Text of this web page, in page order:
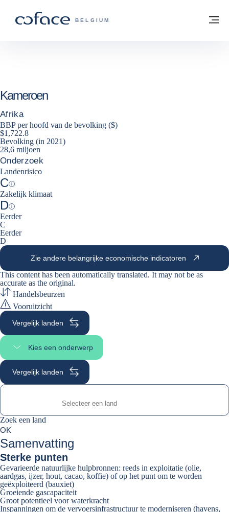
COFACE, FOR TRADE - GROEP
BELGIUM
Terug naar startpagina
Kameroen
Afrika
BBP per hoofd van de bevolking ($)
$1,722.8
Bevolking (in 2021)
28,6 miljoen
Onderzoek
Landenrisico
C
Help
Zakelijk klimaat
D
Help
Eerder
C
Eerder
D
Zie andere belangrijke economische indicatoren
This content has been automatically translated. It may not be as
accurate as the original.
Handelsbeurzen
Vooruitzicht
Vergelijk landen
Kies een onderwerp
Selecteer paginasectie
Vergelijk landen
Zoek een land
0suggestions
Zoek een land
OK
Samenvatting
Sterke punten
Gevarieerde natuurlijke hulpbronnen: reeds in exploitatie (olie,
aardgas, ijzer, hout, cacao, koffie) of op het punt om te worden
geëxploiteerd (bauxiet)
Groeiende gascapaciteit
Groot potentieel voor waterkracht
Inspanningen om de vervoersinfrastructuur te moderniseren (havens,